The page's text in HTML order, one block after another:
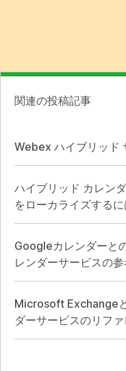
関連の投稿記事
Webex ハイブリッド
ハイブリッド カレン
をローカライズする
Googleカレンダーと
レンダーサービスの
Microsoft Exchange
ダーサービスのリファ